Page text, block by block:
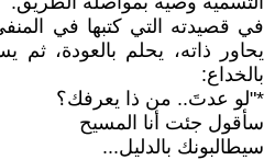
في قصيدته التي كتبها في
يحاور ذاته، يحلم بالعودة، ثم
بالخداع:
*"لو عدتَ.. من ذا يعرفك؟
سأقول جئت أنا المسيح
سيطالبونك بالدليل...